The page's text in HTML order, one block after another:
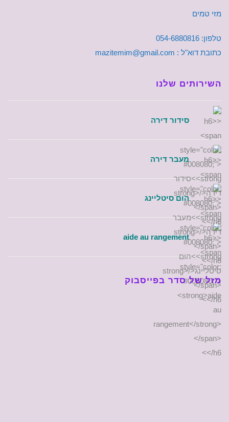
מזי טמים
טלפון: 054-6880816
כתובת דוא"ל : mazitemim@gmail.com
השירותים שלנו
סידור דירה
מעבר דירה
הום סיטליינג
aide au rangement
מזל של סדר בפייסבוק